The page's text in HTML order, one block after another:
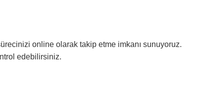
online olarak takip etme imkanı sunuyoruz.
edebilirsiniz.